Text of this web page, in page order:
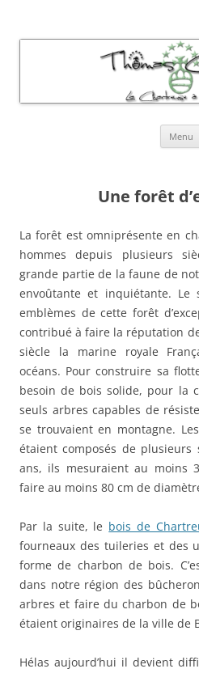
Menu
Une forêt
La forêt est omniprésente en
hommes depuis plusieurs
grande partie de la faune de
envoûtante et inquiétante. Le
emblèmes de cette forêt
contribué à faire la réputation
siècle la marine royale
océans. Pour construire sa
besoin de bois solide, pour la
seuls arbres capables de
se trouvaient en montagne.
étaient composés de plusieurs
ans, ils mesuraient au moins
faire au moins 80 cm de
Par la suite, le bois de
fourneaux des tuileries et des
forme de charbon de bois.
dans notre région des
arbres et faire du charbon de
étaient originaires de la ville de
Hélas aujourd’hui il devient